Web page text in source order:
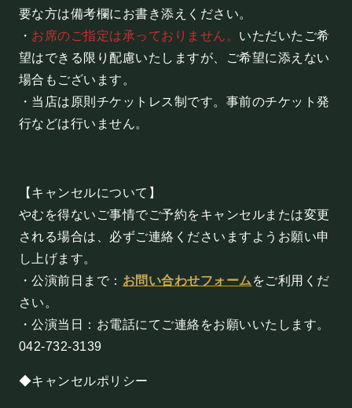
プライバシーポリシー
キャンセルポリシー
お問い合わせ
©Mahoroza. All Rights Reserved.
要な方は備考欄にお書き添えください。
・ お席のご指定は承っておりません。 いただいたご希
望はできる限り配慮いたしますが、ご希望に添えない
場合もございます。
・当店は原則チケットレス制です。事前のチケット発
行などは行いません。
【キャンセルについて】
やむを得ないご事情でご予約をキャンセルまたは変更
される場合は、必ずご連絡くださいますようお願い申
し上げます。
・公演前日まで： お問い合わせフォーム をご利用くだ
さい。
・公演当日：お電話にてご連絡をお願いいたします。
042-732-3139
◆キャンセルポリシー